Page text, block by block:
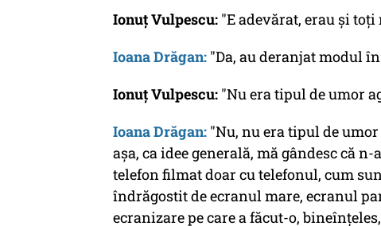
Ionuț Vulpescu: "E adevărat, erau și
Ioana Drăgan: "Da, au deranjat modul
Ionuț Vulpescu: "Nu era tipul de umor
Ioana Drăgan: "Nu, nu era tipul de
așa, ca idee generală, mă gândesc că
telefon filmat doar cu telefonul, cum
îndrăgostit de ecranul mare, ecranul
ecranizare pe care a făcut-o,